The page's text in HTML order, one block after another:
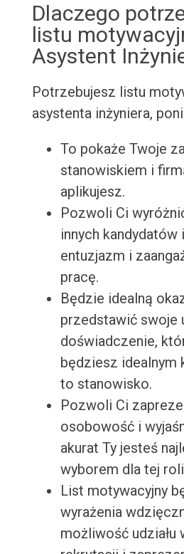
Dlaczego
listu
Asystent
Potrzebujesz listu
asystenta inżyniera,
To pokaże Twoje
stanowiskiem i
aplikujesz.
Pozwoli Ci
innych
entuzjazm i
pracę.
Będzie idealną
przedstawić swoje
doświadczenie,
będziesz idealnym
to stanowisko.
Pozwoli Ci
osobowość i
akurat Ty jesteś
wyborem dla tej
List motywacyjny
wyrażenia
możliwość udziału